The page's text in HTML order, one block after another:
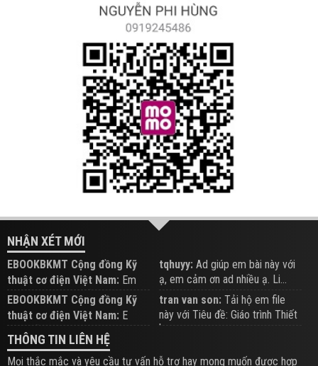
NHẬN XÉT MỚI
EBOOKBKMT Cộng đồng Kỹ
thuật cơ điện Việt Nam: Em
đăng trên Group hỗ trợ nhé
tqhuyy: Ad giúp em bài này với
ạ, em cảm ơn ad nhiều ạ. Li...
EBOOKBKMT Cộng đồng Kỹ
thuật cơ điện Việt Nam: E
xem hỗ trợ trên Group
tran van son: Tải hộ em file
này với Tiêu đề: Giáo trình Thiết
b...
THÔNG TIN LIÊN HỆ
Mọi thắc mắc và yêu cầu tư vấn hỗ trợ hay mong muốn được hợp